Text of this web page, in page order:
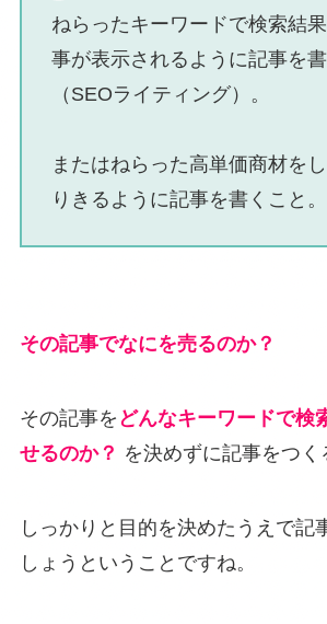
ねらったキーワードで検索結
事が表示されるように記事を
（SEOライティング）。
またはねらった高単価商材を
りきるように記事を書くこと。
その記事でなにを売るのか？
その記事を どんなキーワードで検
せるのか？ を決めずに記事をつく
しっかりと目的を決めたうえで記
しょうということですね。